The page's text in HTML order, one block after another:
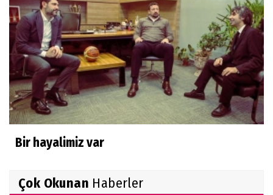
Bir hayalimiz var
Çok Okunan Haberler